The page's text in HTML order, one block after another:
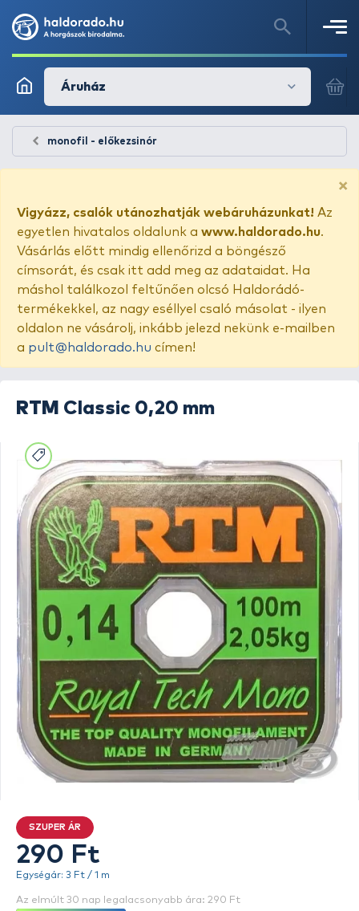
Áruház
monofil - előkezsinór
×
Vigyázz, csalók utánozhatják webáruházunkat! Az
egyetlen hivatalos oldalunk a www.haldorado.hu.
Vásárlás előtt mindig ellenőrizd a böngésző
címsorát, és csak itt add meg az adataidat. Ha
máshol találkozol feltűnően olcsó Haldorádó-
termékekkel, az nagy eséllyel csaló másolat - ilyen
oldalon ne vásárolj, inkább jelezd nekünk e-mailben
a pult@haldorado.hu címen!
RTM Classic 0,20 mm
SZUPER ÁR
290 Ft
Egységár: 3 Ft / 1 m
Az elmúlt 30 nap legalacsonyabb ára: 290 Ft